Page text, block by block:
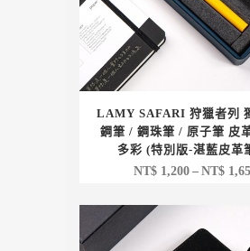
LAMY SAFARI 狩獵者列
鋼筆 / 鋼珠筆 / 原子筆 皮
多彩 (特別版-湛藍皮革
NT$1,200 – NT$